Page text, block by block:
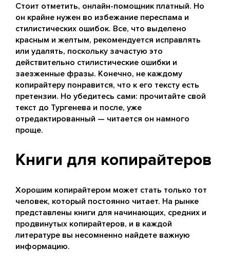
Стоит отметить, онлайн-помощник платный. Но
он крайне нужен во избежание переспама и
стилистических ошибок. Все, что выделено
красным и желтым, рекомендуется исправлять
или удалять, поскольку зачастую это
действительно стилистические ошибки и
заезженные фразы. Конечно, не каждому
копирайтеру понравится, что к его тексту есть
претензии. Но убедитесь сами: прочитайте свой
текст до Тургенева и после, уже
отредактированный — читается он намного
проще.
Книги для копирайтеров
Хорошим копирайтером может стать только тот
человек, который постоянно читает. На рынке
представлены книги для начинающих, средних и
продвинутых копирайтеров, и в каждой
литературе вы несомненно найдете важную
информацию.